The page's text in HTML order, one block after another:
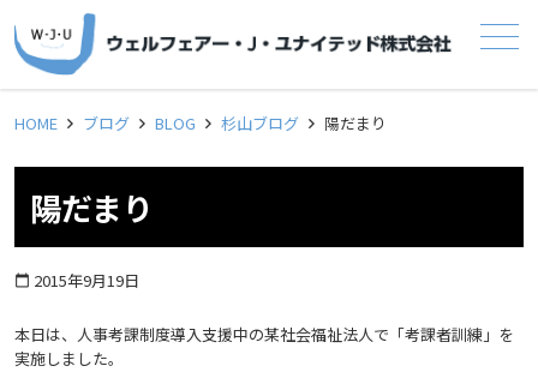
メニュー
HOME ブログ BLOG 杉山ブログ 陽だまり
陽だまり
calendar_today 2015年9月19日
本日は、人事考課制度導入支援中の某社会福祉法人で「考課者訓練」を
実施しました。